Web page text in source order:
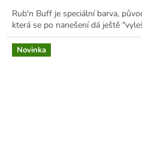
Rub'n Buff je speciální barva,
která se po nanešení dá ještě
Novinka